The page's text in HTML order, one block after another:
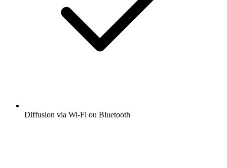
Diffusion via Wi-Fi ou Bluetooth